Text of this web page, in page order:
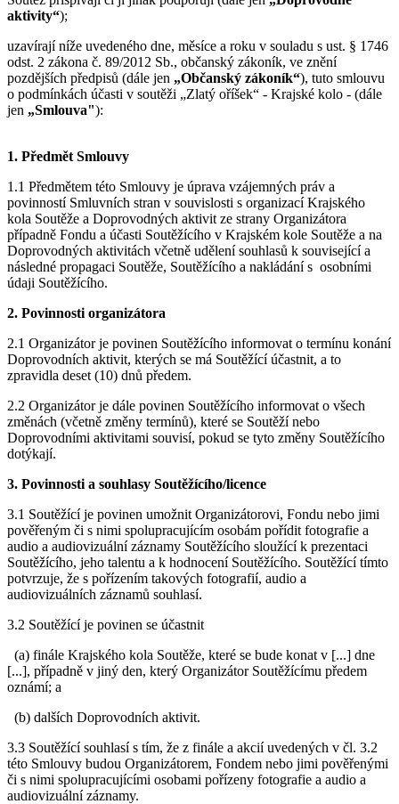
aktivity“);
uzavírají níže uvedeného dne, měsíce a roku v souladu s ust. § 1746
odst. 2 zákona č. 89/2012 Sb., občanský zákoník, ve znění
pozdějších předpisů (dále jen „Občanský zákoník“), tuto smlouvu
o podmínkách účasti v soutěži „Zlatý oříšek“ - Krajské kolo - (dále
jen „Smlouva"):
1. Předmět Smlouvy
1.1 Předmětem této Smlouvy je úprava vzájemných práv a
povinností Smluvních stran v souvislosti s organizací Krajského
kola Soutěže a Doprovodných aktivit ze strany Organizátora
případně Fondu a účasti Soutěžícího v Krajském kole Soutěže a na
Doprovodných aktivitách včetně udělení souhlasů k související a
následné propagaci Soutěže, Soutěžícího a nakládání s osobními
údaji Soutěžícího.
2. Povinnosti organizátora
2.1 Organizátor je povinen Soutěžícího informovat o termínu konání
Doprovodních aktivit, kterých se má Soutěžící účastnit, a to
zpravidla deset (10) dnů předem.
2.2 Organizátor je dále povinen Soutěžícího informovat o všech
změnách (včetně změny termínů), které se Soutěží nebo
Doprovodními aktivitami souvisí, pokud se tyto změny Soutěžícího
dotýkají.
3. Povinnosti a souhlasy Soutěžícího/licence
3.1 Soutěžící je povinen umožnit Organizátorovi, Fondu nebo jimi
pověřeným či s nimi spolupracujícím osobám pořídit fotografie a
audio a audiovizuální záznamy Soutěžícího sloužící k prezentaci
Soutěžícího, jeho talentu a k hodnocení Soutěžícího. Soutěžící tímto
potvrzuje, že s pořízením takových fotografií, audio a
audiovizuálních záznamů souhlasí.
3.2 Soutěžící je povinen se účastnit
(a) finále Krajského kola Soutěže, které se bude konat v [...] dne
[...], případně v jiný den, který Organizátor Soutěžícímu předem
oznámí; a
(b) dalších Doprovodních aktivit.
3.3 Soutěžící souhlasí s tím, že z finále a akcií uvedených v čl. 3.2
této Smlouvy budou Organizátorem, Fondem nebo jimi pověřenými
či s nimi spolupracujícími osobami pořízeny fotografie a audio a
audiovizuální záznamy.